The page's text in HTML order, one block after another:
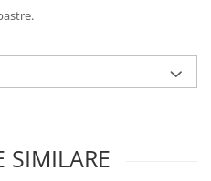
SIMILARE